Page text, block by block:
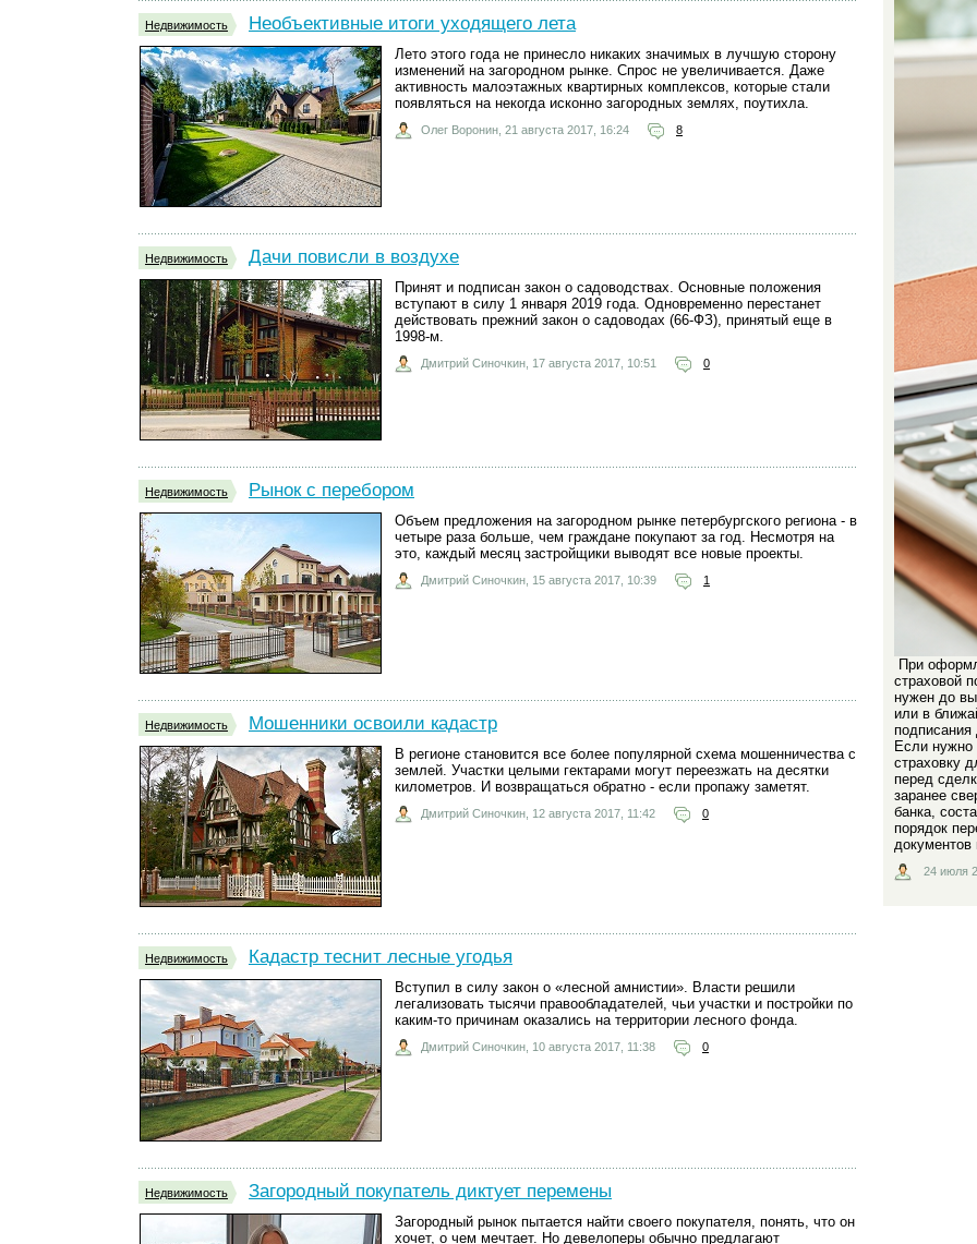
Недвижимость Необъективные итоги уходящего лета
Лето этого года не принесло никаких значимых в лучшую сторону
изменений на загородном рынке. Спрос не увеличивается. Даже
активность малоэтажных квартирных комплексов, которые стали
появляться на некогда исконно загородных землях, поутихла.
Олег Воронин, 21 августа 2017, 16:24 8
Недвижимость Дачи повисли в воздухе
Принят и подписан закон о садоводствах. Основные положения
вступают в силу 1 января 2019 года. Одновременно перестанет
действовать прежний закон о садоводах (66-ФЗ), принятый еще в
1998-м.
Дмитрий Синочкин, 17 августа 2017, 10:51 0
Недвижимость Рынок с перебором
Объем предложения на загородном рынке петербургского региона - в
четыре раза больше, чем граждане покупают за год. Несмотря на
это, каждый месяц застройщики выводят все новые проекты.
Дмитрий Синочкин, 15 августа 2017, 10:39 1
Недвижимость Мошенники освоили кадастр
В регионе становится все более популярной схема мошенничества с
землей. Участки целыми гектарами могут переезжать на десятки
километров. И возвращаться обратно - если пропажу заметят.
Дмитрий Синочкин, 12 августа 2017, 11:42 0
Недвижимость Кадастр теснит лесные угодья
Вступил в силу закон о «лесной амнистии». Власти решили
легализовать тысячи правообладателей, чьи участки и постройки по
каким-то причинам оказались на территории лесного фонда.
Дмитрий Синочкин, 10 августа 2017, 11:38 0
Недвижимость Загородный покупатель диктует перемены
Загородный рынок пытается найти своего покупателя, понять, что он
хочет, о чем мечтает. Но девелоперы обычно предлагают
При
страховой
нужен до
или в
подписания
Если
страховку
перед
заранее
банка,
порядок
документов
24 июля